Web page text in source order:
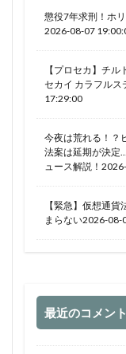
懲役7年求刑！ホ
2026-08-07
【プロセカ】チ
セカイ カラフル
17:29:00
今夜は荒れる！？
法案は延期が決定
ュース解説！
【緊急】仮想通
まらない2026-08-
最近のコメント